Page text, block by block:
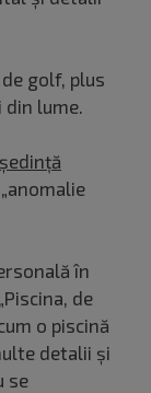
golf, plus
lume.
în
de
o piscină
detalii și
se